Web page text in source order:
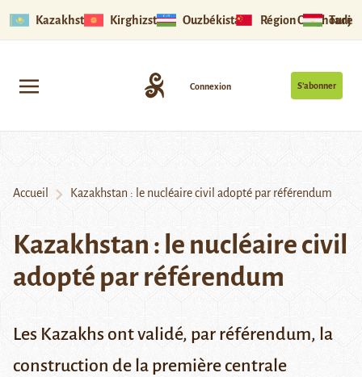
Kazakhstan Kirghizstan Ouzbékistan Région Ouïghoure
S’abonner
Connexion
Accueil Kazakhstan : le nucléaire civil adopté par référendum
Kazakhstan : le nucléaire civil
adopté par référendum
Les Kazakhs ont validé, par référendum, la
construction de la première centrale